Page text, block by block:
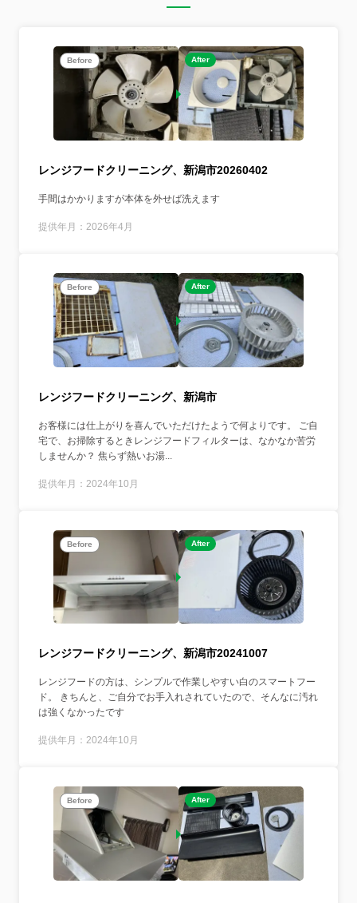
Before After
レンジフードクリーニング、新潟市20260402
手間はかかりますが本体を外せば洗えます
提供年月：2026年4月
Before After
レンジフードクリーニング、新潟市
お客様には仕上がりを喜んでいただけたようで何よりです。 ご自
宅で、お掃除するときレンジフードフィルターは、なかなか苦労
しませんか？ 焦らず熱いお湯...
提供年月：2024年10月
Before After
レンジフードクリーニング、新潟市20241007
レンジフードの方は、シンプルで作業しやすい白のスマートフー
ド。 きちんと、ご自分でお手入れされていたので、そんなに汚れ
は強くなかったです
提供年月：2024年10月
Before After